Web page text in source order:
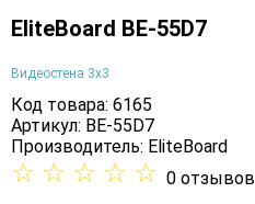
EliteBoard BE-55D7
Видеостена 3х3
Код товара: 6165
Артикул: BE-55D7
Производитель: EliteBoard
☆ ☆ ☆ ☆ ☆ 0 отзывов